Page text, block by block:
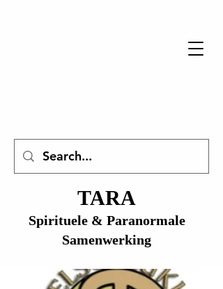
TARA
Spirituele & Paranormale
Samenwerking